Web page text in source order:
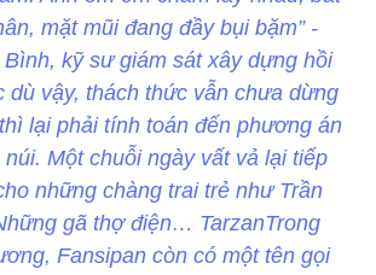
mặt mũi đang đầy bụi bặm” -
kỹ sư giám sát xây dựng hồi
dù vậy, thách thức vẫn chưa dừng
lại phải tính toán đến phương án
Một chuỗi ngày vất vả lại tiếp
những chàng trai trẻ như Trần
gã thợ điện… TarzanTrong
Fansipan còn có một tên gọi